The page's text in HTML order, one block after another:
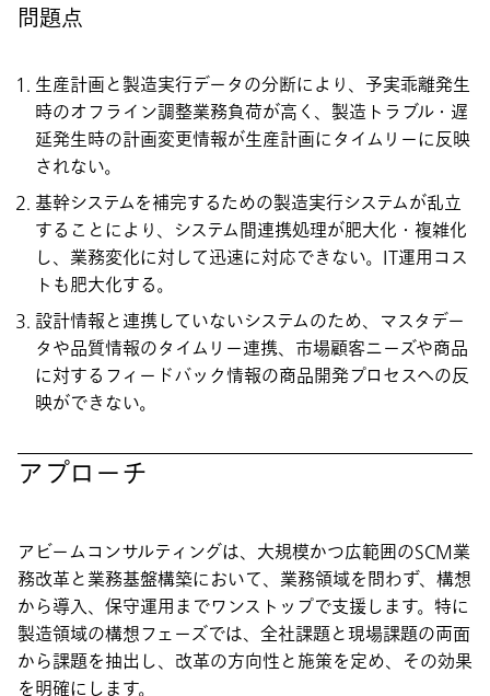
問題点
生産計画と製造実行データの分断により、予実乖離発生
時のオフライン調整業務負荷が高く、製造トラブル・遅
延発生時の計画変更情報が生産計画にタイムリーに反映
されない。
基幹システムを補完するための製造実行システムが乱立
することにより、システム間連携処理が肥大化・複雑化
し、業務変化に対して迅速に対応できない。IT運用コス
トも肥大化する。
設計情報と連携していないシステムのため、マスタデー
タや品質情報のタイムリー連携、市場顧客ニーズや商品
に対するフィードバック情報の商品開発プロセスへの反
映ができない。
アプローチ
アビームコンサルティングは、大規模かつ広範囲のSCM業
務改革と業務基盤構築において、業務領域を問わず、構想
から導入、保守運用までワンストップで支援します。特に
製造領域の構想フェーズでは、全社課題と現場課題の両面
から課題を抽出し、改革の方向性と施策を定め、その効果
を明確にします。